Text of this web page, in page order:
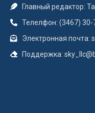
Главный редактор:
Телелфон: (3467) 30-
Электронная почта:
Поддержка: